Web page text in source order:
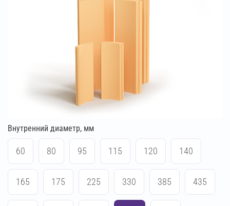
Внутренний диаметр, мм
60 80 95 115 120 140
165 175 225 330 385 435